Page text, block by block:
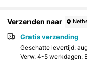
Verzenden naar
Gratis verzending
Geschatte levertijd:
Verw. 4-5 werkdagen: